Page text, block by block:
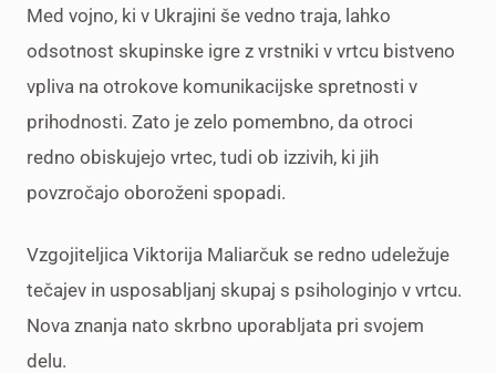
Med vojno, ki v Ukrajini še vedno traja, lahko
odsotnost skupinske igre z vrstniki v vrtcu bistveno
vpliva na otrokove komunikacijske spretnosti v
prihodnosti. Zato je zelo pomembno, da otroci
redno obiskujejo vrtec, tudi ob izzivih, ki jih
povzročajo oboroženi spopadi.
Vzgojiteljica Viktorija Maliarčuk se redno udeležuje
tečajev in usposabljanj skupaj s psihologinjo v vrtcu.
Nova znanja nato skrbno uporabljata pri svojem
delu.